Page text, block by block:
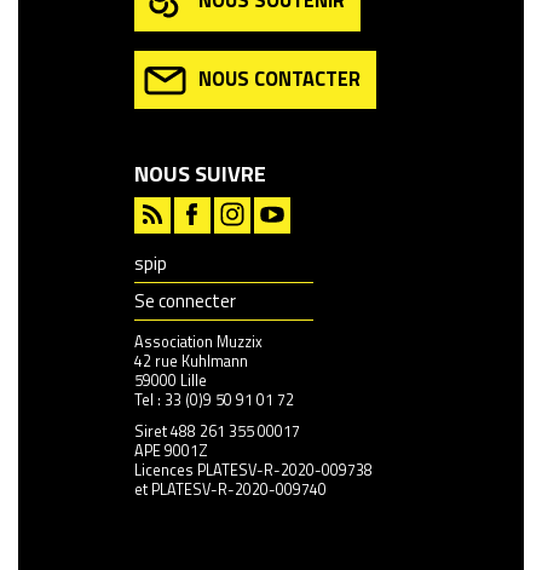
NOUS CONTACTER
NOUS SUIVRE
spip
Se connecter
Association Muzzix
42 rue Kuhlmann
59000 Lille
Tel : 33 (0)9 50 91 01 72
Siret 488 261 355 00017
APE 9001Z
Licences PLATESV-R-2020-009738
et PLATESV-R-2020-009740